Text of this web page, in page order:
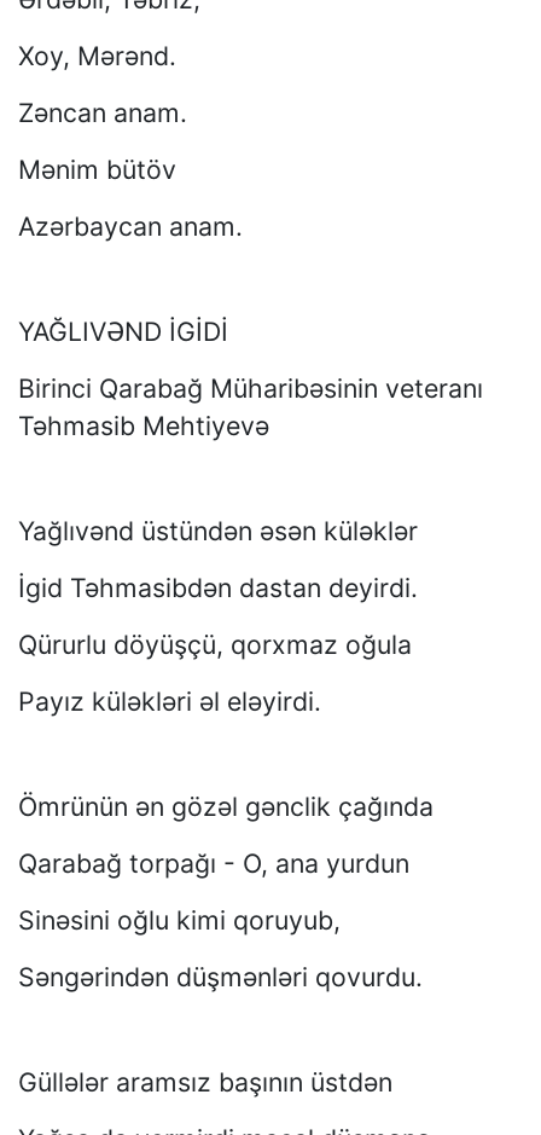
Xoy, Mərənd.
Zəncan anam.
Mənim bütöv
Azərbaycan anam.
YAĞLIVƏND İGİDİ
Birinci Qarabağ Müharibəsinin veteranı
Təhmasib Mehtiyevə
Yağlıvənd üstündən əsən küləklər
İgid Təhmasibdən dastan deyirdi.
Qürurlu döyüşçü, qorxmaz oğula
Payız küləkləri əl eləyirdi.
Ömrünün ən gözəl gənclik çağında
Qarabağ torpağı - O, ana yurdun
Sinəsini oğlu kimi qoruyub,
Səngərindən düşmənləri qovurdu.
Güllələr aramsız başının üstdən